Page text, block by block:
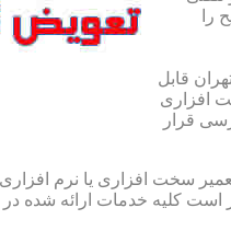
قابل
افزاری
قرار
سخت افزاری یا نرم افزاری
خدمات ارائه شده در